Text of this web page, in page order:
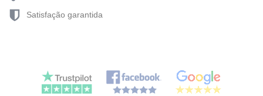
Satisfação garantida